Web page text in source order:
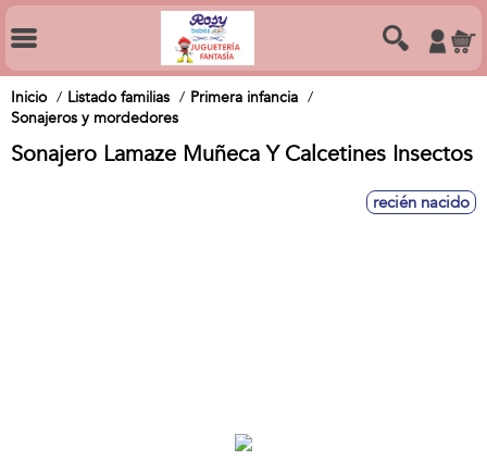
Inicio Listado familias
Primera infancia
Sonajeros y mordedores
Sonajero Lamaze Muñeca Y Calcetines Insectos
recién nacido